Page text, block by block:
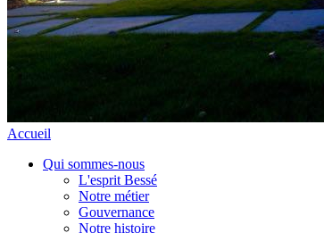
Accueil
Qui sommes-nous
L'esprit Bessé
Notre métier
Gouvernance
Notre histoire